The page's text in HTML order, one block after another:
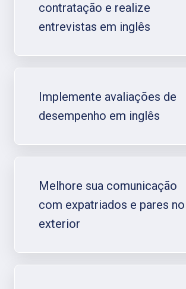
contratação e realize
entrevistas em inglês​
Implemente avaliações de
desempenho em inglês​
Melhore sua comunicação
com expatriados e pares no
exterior​